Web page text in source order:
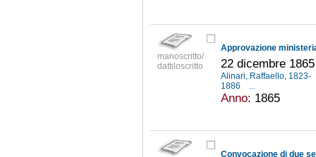
manoscritto/
dattiloscritto
22 dicembre
Alinari, Raffaello, 1823-
1886
...
Anno: 1865